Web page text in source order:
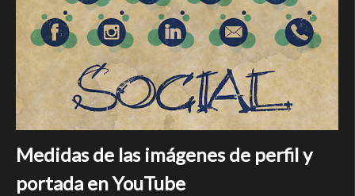
Medidas de las imágenes de perfil y
portada en YouTube